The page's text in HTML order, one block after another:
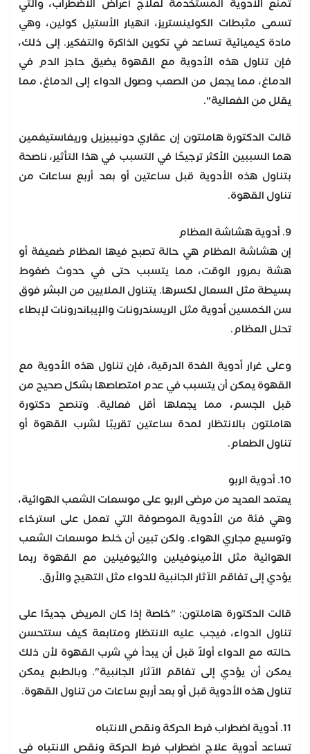
تمنع الأدوية المستخدمة لعلاج أعراض الاضطراب، والتي
تسمى مثبطات الكولينستريز، انهيار الأستيل كولين، وهي
مادة كيميائية تساعد في تكوين الذاكرة والتفكير. إلى ذلك،
فإن تناول هذه الأدوية مع القهوة يضيق حاجز الدم في
الدماغ، مما يجعل من الصعب وصول الدواء إلى الدماغ، مما
يقلل من الفعالية".
قالت الدكتورة هاملتون إن عقاري دونيبيزيل وريفاستيغمين
هما السببين الأكثر ترجيحًا في التسبب في هذا التأثير، ناصحة
بتناول هذه الأدوية قبل ساعتين أو بعد أربع ساعات من
تناول القهوة.
9. أدوية هشاشة العظام
إن هشاشة العظام هي حالة تصبح فيها العظام ضعيفة أو
هشة بمرور الوقت، مما يتسبب حتى في حدوث ضغوط
بسيطة مثل السعال لكسرها. يتناول الملايين من البشر فوق
سن الخمسين أدوية مثل الريسندرونات والإيباندرونات لإبطاء
تحلل العظام.
وعلى غرار أدوية الغدة الدرقية، فإن تناول هذه الأدوية مع
القهوة يمكن أن يتسبب في عدم امتصاصها بشكل صحيح من
قبل الجسم، مما يجعلها أقل فعالية. وتنصح دكتورة
هاملتون بالانتظار لمدة ساعتين تقريبًا لشرب القهوة أو
تناول الطعام.
10. أدوية الربو
يعتمد العديد من مرضى الربو على موسعات الشعب الهوائية،
وهي فئة من الأدوية الموصوفة التي تعمل على استرخاء
وتوسيع مجاري الهواء. ولكن تبين أن خلط موسعات الشعب
الهوائية مثل الأمينوفيلين والثيوفيلين مع القهوة ربما
يؤدي إلى تفاقم الآثار الجانبية للدواء مثل التهيج والأرق.
قالت الدكتورة هاملتون: "خاصة إذا كان المريض جديدًا على
تناول الدواء، فيجب عليه الانتظار ومتابعة كيف ستتحسن
حالته مع الدواء أولاً قبل أن يبدأ في شرب القهوة لأن ذلك
يمكن أن يؤدي إلى تفاقم الآثار الجانبية". وبالطبع يمكن
تناول هذه الأدوية قبل أو بعد أربع ساعات من تناول القهوة.
11. أدوية اضطراب فرط الحركة ونقص الانتباه
تساعد أدوية علاج اضطراب فرط الحركة ونقص الانتباه في